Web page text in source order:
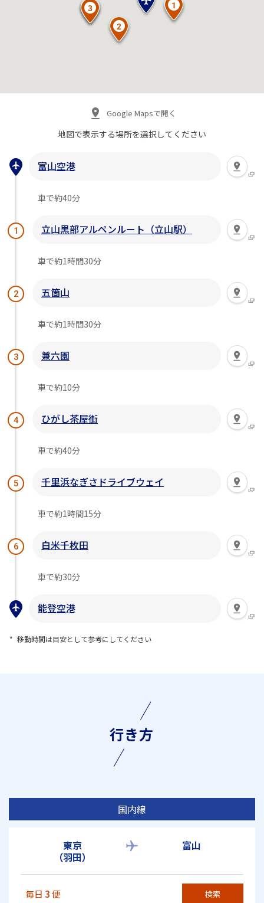
Google Mapsで開く
地図で表示する場所を選択してください
富山空港
車で約40分
1 立山黒部アルペンルート（立山駅）
車で約1時間30分
2 五箇山
車で約1時間30分
3 兼六園
車で約10分
4 ひがし茶屋街
車で約40分
5 千里浜なぎさドライブウェイ
車で約1時間15分
6 白米千枚田
車で約30分
能登空港
移動時間は目安として参考にしてください
行き方
国内線
東京
（羽田）
富山
毎日 3便 検索